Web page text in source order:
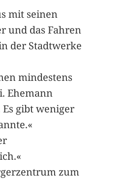
mit seinen
und das Fahren
der Stadtwerke
mindestens
Ehemann
gibt weniger
zum